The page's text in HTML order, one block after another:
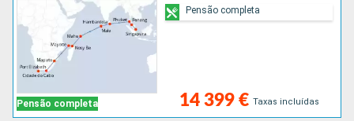
Pensão completa 14 399 € Taxas incluídas
Pensão completa